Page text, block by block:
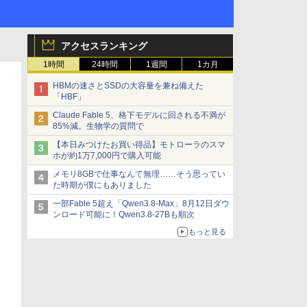
アクセスランキング
1時間 24時間 1週間 1カ月
HBMの速さとSSDの大容量を兼ね備えた
「HBF」
Claude Fable 5、格下モデルに回される不満が
85%減。生物学の質問で
【本日みつけたお買い得品】モトローラのスマ
ホが約1万7,000円で購入可能
メモリ8GBで仕事なんて無理……そう思ってい
た時期が僕にもありました
一部Fable 5超え「Qwen3.8-Max」8月12日ダウ
ンロード可能に！Qwen3.8-27Bも順次
もっと見る